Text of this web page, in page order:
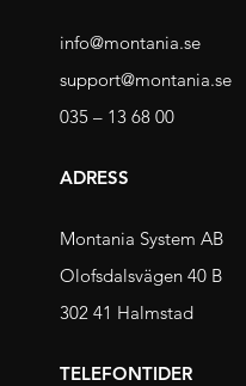
info@montania.se
support@montania.se
035 – 13 68 00
ADRESS
Montania System AB
Olofsdalsvägen 40 B
302 41 Halmstad
TELEFONTIDER